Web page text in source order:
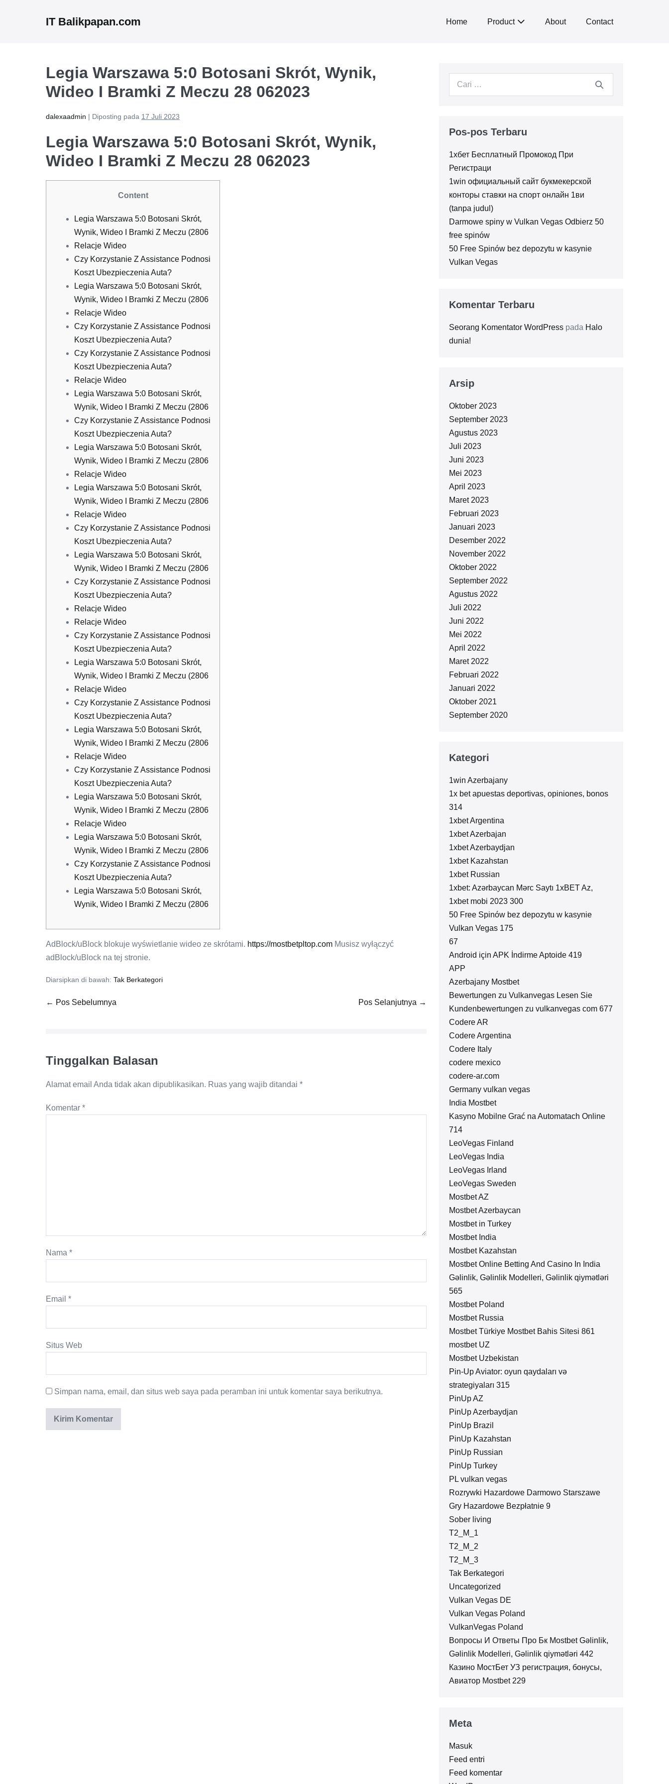
IT Balikpapan.com Home Product About Contact
Legia Warszawa 5:0 Botosani Skrót, Wynik,
Wideo I Bramki Z Meczu 28 062023
dalexaadmin | Diposting pada 17 Juli 2023
Legia Warszawa 5:0 Botosani Skrót, Wynik,
Wideo I Bramki Z Meczu 28 062023
Content
Legia Warszawa 5:0 Botosani Skrót,
Wynik, Wideo I Bramki Z Meczu (2806
Relacje Wideo
Czy Korzystanie Z Assistance Podnosi
Koszt Ubezpieczenia Auta?
Legia Warszawa 5:0 Botosani Skrót,
Wynik, Wideo I Bramki Z Meczu (2806
Relacje Wideo
Czy Korzystanie Z Assistance Podnosi
Koszt Ubezpieczenia Auta?
Czy Korzystanie Z Assistance Podnosi
Koszt Ubezpieczenia Auta?
Relacje Wideo
Legia Warszawa 5:0 Botosani Skrót,
Wynik, Wideo I Bramki Z Meczu (2806
Czy Korzystanie Z Assistance Podnosi
Koszt Ubezpieczenia Auta?
Legia Warszawa 5:0 Botosani Skrót,
Wynik, Wideo I Bramki Z Meczu (2806
Relacje Wideo
Legia Warszawa 5:0 Botosani Skrót,
Wynik, Wideo I Bramki Z Meczu (2806
Relacje Wideo
Czy Korzystanie Z Assistance Podnosi
Koszt Ubezpieczenia Auta?
Legia Warszawa 5:0 Botosani Skrót,
Wynik, Wideo I Bramki Z Meczu (2806
Czy Korzystanie Z Assistance Podnosi
Koszt Ubezpieczenia Auta?
Relacje Wideo
Relacje Wideo
Czy Korzystanie Z Assistance Podnosi
Koszt Ubezpieczenia Auta?
Legia Warszawa 5:0 Botosani Skrót,
Wynik, Wideo I Bramki Z Meczu (2806
Relacje Wideo
Czy Korzystanie Z Assistance Podnosi
Koszt Ubezpieczenia Auta?
Legia Warszawa 5:0 Botosani Skrót,
Wynik, Wideo I Bramki Z Meczu (2806
Relacje Wideo
Czy Korzystanie Z Assistance Podnosi
Koszt Ubezpieczenia Auta?
Legia Warszawa 5:0 Botosani Skrót,
Wynik, Wideo I Bramki Z Meczu (2806
Relacje Wideo
Legia Warszawa 5:0 Botosani Skrót,
Wynik, Wideo I Bramki Z Meczu (2806
Czy Korzystanie Z Assistance Podnosi
Koszt Ubezpieczenia Auta?
Legia Warszawa 5:0 Botosani Skrót,
Wynik, Wideo I Bramki Z Meczu (2806
AdBlock/uBlock blokuje wyświetlanie wideo ze skrótami. https://mostbetpltop.com Musisz wyłączyć
adBlock/uBlock na tej stronie.
Diarsipkan di bawah: Tak Berkategori
Navigasi
← Pos Sebelumnya Pos Selanjutnya →
Tinggalkan Balasan
Alamat email Anda tidak akan dipublikasikan. Ruas yang wajib ditandai *
Komentar *
Nama *
Email *
Situs Web
Simpan nama, email, dan situs web saya pada peramban ini untuk komentar saya berikutnya.
Pencarian
Pos-pos Terbaru
1хбет Бесплатный Промокод При
Регистраци
1win официальный сайт букмекерской
конторы ставки на спорт онлайн 1ви
(tanpa judul)
Darmowe spiny w Vulkan Vegas Odbierz 50
free spinów
50 Free Spinów bez depozytu w kasynie
Vulkan Vegas
Komentar Terbaru
Seorang Komentator WordPresspada Halo
dunia!
Arsip
Oktober 2023
September 2023
Agustus 2023
Juli 2023
Juni 2023
Mei 2023
April 2023
Maret 2023
Februari 2023
Januari 2023
Desember 2022
November 2022
Oktober 2022
September 2022
Agustus 2022
Juli 2022
Juni 2022
Mei 2022
April 2022
Maret 2022
Februari 2022
Januari 2022
Oktober 2021
September 2020
Kategori
1win Azerbajany
1x bet apuestas deportivas, opiniones, bonos
314
1xbet Argentina
1xbet Azerbajan
1xbet Azerbaydjan
1xbet Kazahstan
1xbet Russian
1xbet: Azərbaycan Mərc Saytı 1xBET Az,
1xbet mobi 2023 300
50 Free Spinów bez depozytu w kasynie
Vulkan Vegas 175
67
Android için APK İndirme Aptoide 419
APP
Azerbajany Mostbet
Bewertungen zu Vulkanvegas Lesen Sie
Kundenbewertungen zu vulkanvegas com 677
Codere AR
Codere Argentina
Codere Italy
codere mexico
codere-ar.com
Germany vulkan vegas
India Mostbet
Kasyno Mobilne Grać na Automatach Online
714
LeoVegas Finland
LeoVegas India
LeoVegas Irland
LeoVegas Sweden
Mostbet AZ
Mostbet Azerbaycan
Mostbet in Turkey
Mostbet India
Mostbet Kazahstan
Mostbet Online Betting And Casino In India
Gəlinlik, Gəlinlik Modelleri, Gəlinlik qiymətləri
565
Mostbet Poland
Mostbet Russia
Mostbet Türkiye Mostbet Bahis Sitesi 861
mostbet UZ
Mostbet Uzbekistan
Pin-Up Aviator: oyun qaydaları və
strategiyaları 315
PinUp AZ
PinUp Azerbaydjan
PinUp Brazil
PinUp Kazahstan
PinUp Russian
PinUp Turkey
PL vulkan vegas
Rozrywki Hazardowe Darmowo Starszawe
Gry Hazardowe Bezpłatnie 9
Sober living
T2_M_1
T2_M_2
T2_M_3
Tak Berkategori
Uncategorized
Vulkan Vegas DE
Vulkan Vegas Poland
VulkanVegas Poland
Вопросы И Ответы Про Бк Mostbet Gəlinlik,
Gəlinlik Modelleri, Gəlinlik qiymətləri 442
Казино МостБет УЗ регистрация, бонусы,
Авиатор Mostbet 229
Meta
Masuk
Feed entri
Feed komentar